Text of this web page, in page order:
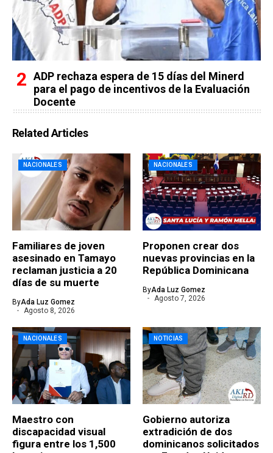
ADP rechaza espera de 15 días del Minerd
para el pago de incentivos de la Evaluación
Docente
Related Articles
NACIONALES
Familiares de joven
asesinado en Tamayo
reclaman justicia a 20
días de su muerte
ByAda Luz Gomez
Agosto 8, 2026
NACIONALES
Proponen crear dos
nuevas provincias en la
República Dominicana
ByAda Luz Gomez
Agosto 7, 2026
NACIONALES
Maestro con
discapacidad visual
figura entre los 1,500
NOTICIAS
Gobierno autoriza
extradición de dos
dominicanos solicitados